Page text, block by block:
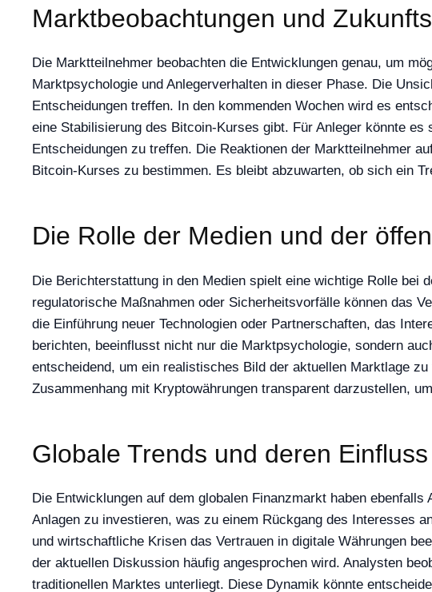
Marktbeobachtungen und
Die Marktteilnehmer beobachten die Entwicklungen genau, um
Marktpsychologie und Anlegerverhalten in dieser Phase. Die
Entscheidungen treffen. In den kommenden Wochen wird es
eine Stabilisierung des Bitcoin-Kurses gibt. Für Anleger könnte
Entscheidungen zu treffen. Die Reaktionen der Marktteilnehmer
Bitcoin-Kurses zu bestimmen. Es bleibt abzuwarten, ob sich ein
Die Rolle der Medien und der
Die Berichterstattung in den Medien spielt eine wichtige Rolle bei
regulatorische Maßnahmen oder Sicherheitsvorfälle können das
die Einführung neuer Technologien oder Partnerschaften, das
berichten, beeinflusst nicht nur die Marktpsychologie, sondern
entscheidend, um ein realistisches Bild der aktuellen Marktlage
Zusammenhang mit Kryptowährungen transparent darzustellen,
Globale Trends und deren
Die Entwicklungen auf dem globalen Finanzmarkt haben
Anlagen zu investieren, was zu einem Rückgang des Interesses
und wirtschaftliche Krisen das Vertrauen in digitale Währungen
der aktuellen Diskussion häufig angesprochen wird. Analysten
traditionellen Marktes unterliegt. Diese Dynamik könnte